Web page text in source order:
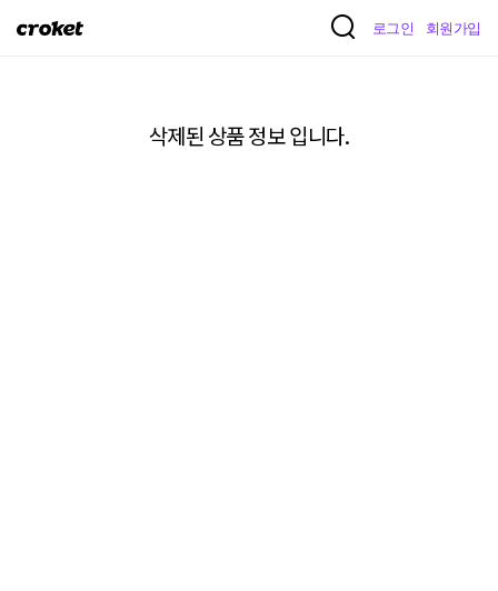
크
로그인 회원가입
삭제된 상품 정보 입니다.